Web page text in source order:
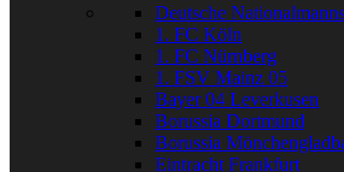
Deutsche
1. FC Köln
1. FC Nürnberg
1. FSV Mainz 05
Bayer 04 Leverkusen
Borussia Dortmund
Borussia
Eintracht Frankfurt